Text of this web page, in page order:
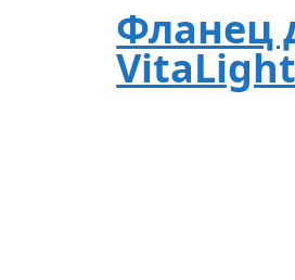
Фланец